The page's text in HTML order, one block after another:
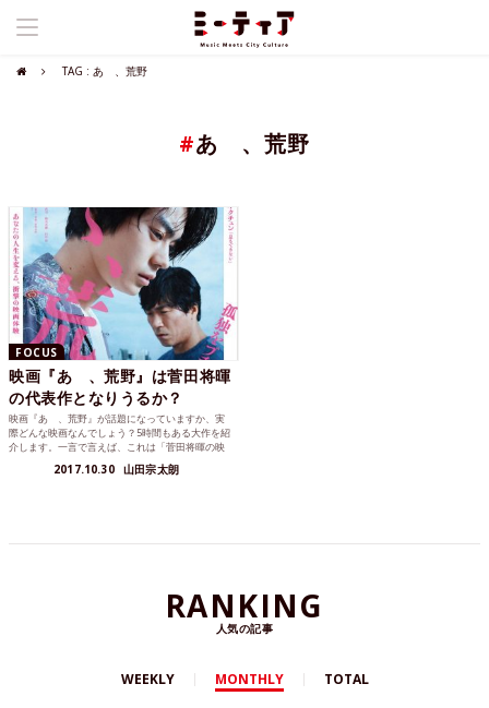
TAG : あゝ、荒野
#あゝ、荒野
FOCUS
映画『あゝ、荒野』は菅田将暉
の代表作となりうるか？
映画『あゝ、荒野』が話題になっていますか、実
際どんな映画なんでしょう？5時間もある大作を紹
介します。一言で言えば、これは「菅田将暉の映
2017.10.30 山田宗太朗
RANKING
人気の記事
WEEKLY MONTHLY TOTAL